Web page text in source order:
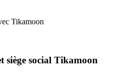
Tikamoon
siège social Tikamoon